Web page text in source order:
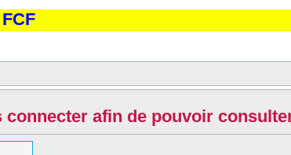
afin de pouvoir